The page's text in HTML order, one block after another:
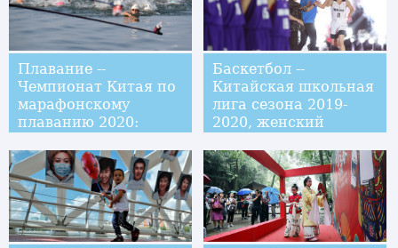
Плавание --
Чемпионат Китая по
марафонскому
плаванию 2020:
Баскетбол --
Китайская школьная
лига сезона 2019-
2020, женский
школа при
университете
"Цинхуа" завоевала
чемпионство